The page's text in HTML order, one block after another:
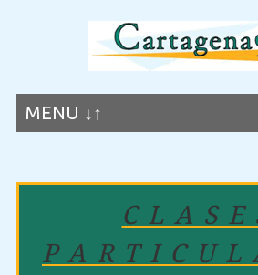
MENU ↓↑